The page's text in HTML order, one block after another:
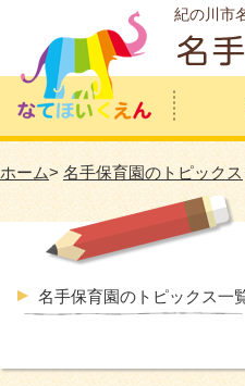
紀の川市
ホーム> 名手保育園のトピックス
名手保育園のトピックス一